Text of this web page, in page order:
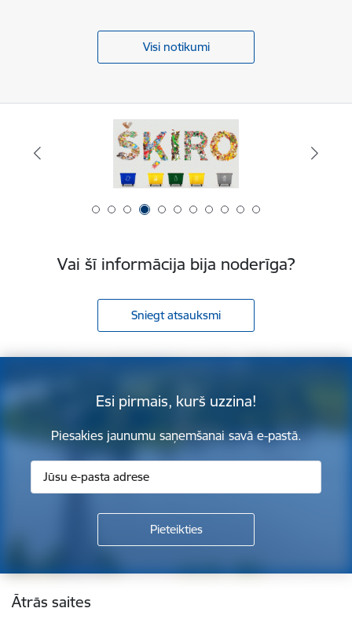
Visi notikumi
Vai šī informācija bija noderīga?
Sniegt atsauksmi
Esi pirmais, kurš uzzina!
Piesakies jaunumu saņemšanai savā e-pastā.
Kājene
Ātrās saites